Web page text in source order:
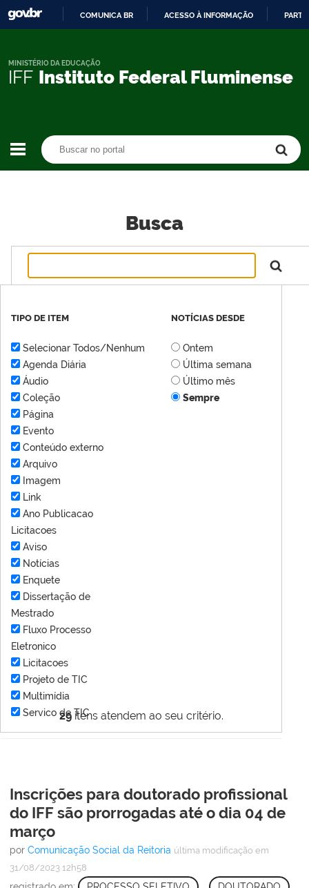
CONTEÚDO
COMUNICA BR ACESSO À INFORMAÇÃO
IFF Instituto Federal Fluminense
MINISTÉRIO DA EDUCAÇÃO
Busca
29itens atendem ao seu critério.
TIPO DE ITEM
Selecionar Todos/Nenhum
Agenda Diária
Áudio
Coleção
Página
Evento
Conteúdo externo
Arquivo
Imagem
Link
Ano Publicacao
Licitacoes
Aviso
Notícias
Enquete
Dissertação de
Mestrado
Fluxo Processo
Eletronico
Licitacoes
Projeto de TIC
Multimídia
Servico de TIC
NOTÍCIAS DESDE
Ontem
Última semana
Último mês
Sempre
Inscrições para doutorado profissional
do IFF são prorrogadas até o dia 04 de
março
por Comunicação Social da Reitoria última modificação em
31/08/2023 12h58